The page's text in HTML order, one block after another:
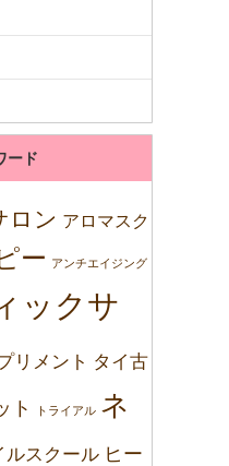
ード
ロン アロマスク
ー アンチエイジング
ックサ
リメント タイ古
ト トライアル ネ
ルスクール ヒー